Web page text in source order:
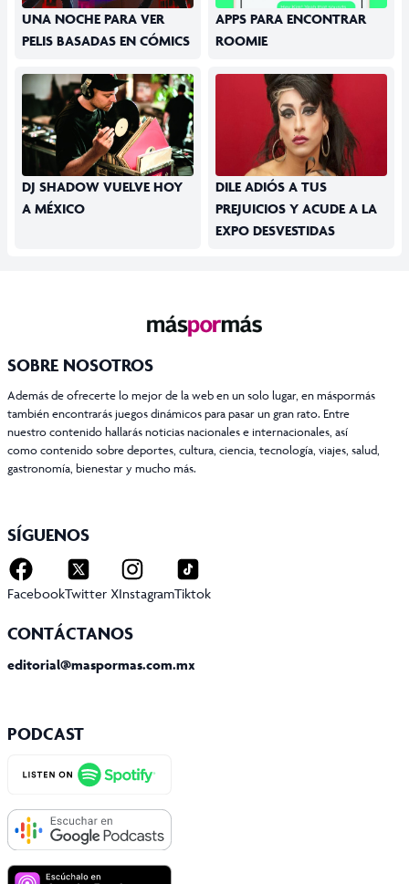
UNA NOCHE PARA VER
PELIS BASADAS EN CÓMICS
APPS PARA ENCONTRAR
ROOMIE
DJ SHADOW VUELVE HOY
A MÉXICO
DILE ADIÓS A TUS
PREJUICIOS Y ACUDE A LA
EXPO DESVESTIDAS
SOBRE NOSOTROS
Además de ofrecerte lo mejor de la web en un solo lugar, en máspormás
también encontrarás juegos dinámicos para pasar un gran rato. Entre
nuestro contenido hallarás noticias nacionales e internacionales, así
como contenido sobre deportes, cultura, ciencia, tecnología, viajes, salud,
gastronomía, bienestar y mucho más.
SÍGUENOS
FacebookTwitter XInstagramTiktok
CONTÁCTANOS
editorial@maspormas.com.mx
PODCAST